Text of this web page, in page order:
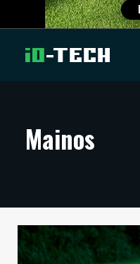
ARTIKKELIT
TECHBBS
TIETOA
Mainos